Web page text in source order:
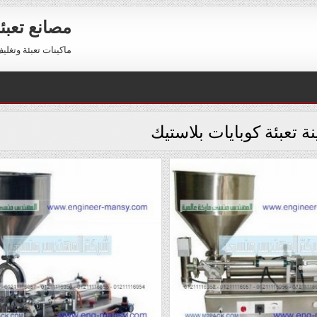
مصانع
ماكينات تعبئة وتغليف للبيع 01211116954 –
تعبئة كوبايات بلاستيك